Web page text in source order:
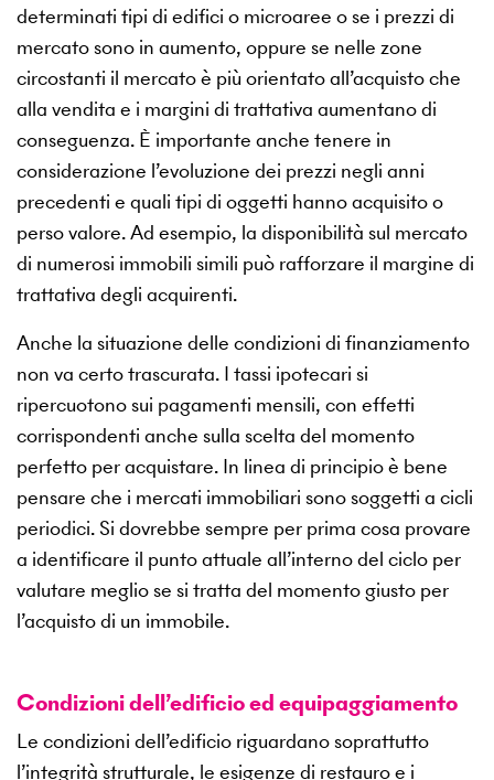
determinati tipi di edifici o microaree o se i prezzi di
mercato sono in aumento, oppure se nelle zone
circostanti il mercato è più orientato all’acquisto che
alla vendita e i margini di trattativa aumentano di
conseguenza. È importante anche tenere in
considerazione l’evoluzione dei prezzi negli anni
precedenti e quali tipi di oggetti hanno acquisito o
perso valore. Ad esempio, la disponibilità sul mercato
di numerosi immobili simili può rafforzare il margine di
trattativa degli acquirenti.
Anche la situazione delle condizioni di finanziamento
non va certo trascurata. I tassi ipotecari si
ripercuotono sui pagamenti mensili, con effetti
corrispondenti anche sulla scelta del momento
perfetto per acquistare. In linea di principio è bene
pensare che i mercati immobiliari sono soggetti a cicli
periodici. Si dovrebbe sempre per prima cosa provare
a identificare il punto attuale all’interno del ciclo per
valutare meglio se si tratta del momento giusto per
l’acquisto di un immobile.
Condizioni dell’edificio ed equipaggiamento
Le condizioni dell’edificio riguardano soprattutto
l’integrità strutturale, le esigenze di restauro e i